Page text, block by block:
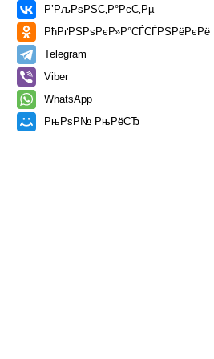
Р’РљРѕРЅС‚Р°РєС‚Рµ
РћРґРЅРѕРєР»Р°СЃСЃРЅРёРєРё
Telegram
Viber
WhatsApp
РњРѕР№ РњРёСЂ